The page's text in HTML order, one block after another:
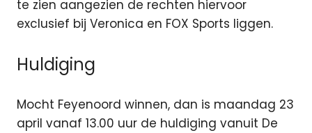
te zien aangezien de rechten hiervoor
exclusief bij Veronica en FOX Sports liggen.
Huldiging
Mocht Feyenoord winnen, dan is maandag 23
april vanaf 13.00 uur de huldiging vanuit De